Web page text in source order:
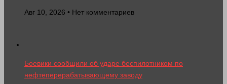
Авг 10, 2026 • Нет комментариев
Боевики сообщили об ударе беспилотником по
нефтеперерабатывающему заводу